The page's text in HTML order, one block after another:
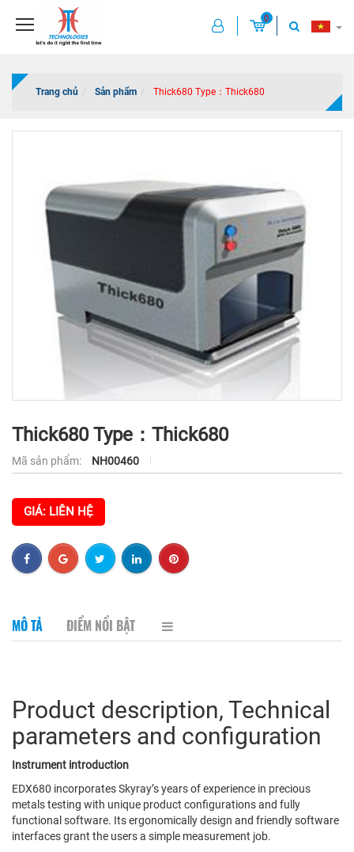
0
Trang chủ Sản phẩm Thick680 Type：Thick680
Thick680 Type：Thick680
Mã sản phẩm: NH00460
GIÁ: LIÊN HỆ
MÔ TẢ ĐIỂM NỔI BẬT
Product description, Technical
parameters and configuration
Instrument introduction
EDX680 incorporates Skyray’s years of experience in precious
metals testing with unique product configurations and fully
functional software. Its ergonomically design and friendly software
interfaces grant the users a simple measurement job.